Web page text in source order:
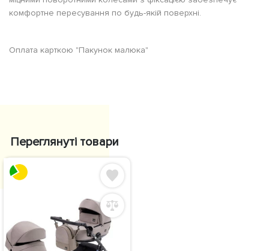
комфортне пересування по будь-якій поверхні.
Оплата карткою "Пакунок малюка"
Переглянуті товари